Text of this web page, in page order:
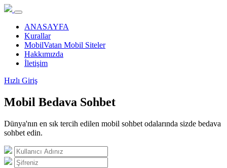
ANASAYFA
Kurallar
MobilVatan Mobil Siteler
Hakkımızda
İletişim
Hızlı Giriş
Mobil Bedava Sohbet
Dünya'nın en sık tercih edilen mobil sohbet odalarında sizde bedava
sohbet edin.